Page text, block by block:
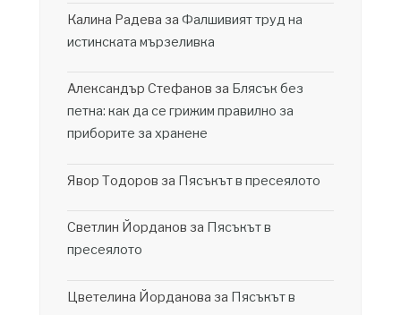
Калина Радева за Фалшивият труд на
истинската мързеливка
Александър Стефанов за Блясък без
петна: как да се грижим правилно за
приборите за хранене
Явор Тодоров за Пясъкът в пресеялото
Светлин Йорданов за Пясъкът в
пресеялото
Цветелина Йорданова за Пясъкът в